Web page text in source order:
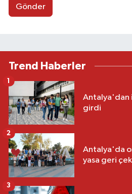
Gönder
Trend Haberler
Antalya'dan
girdi
1
Antalya'da
yasa geri
2
3